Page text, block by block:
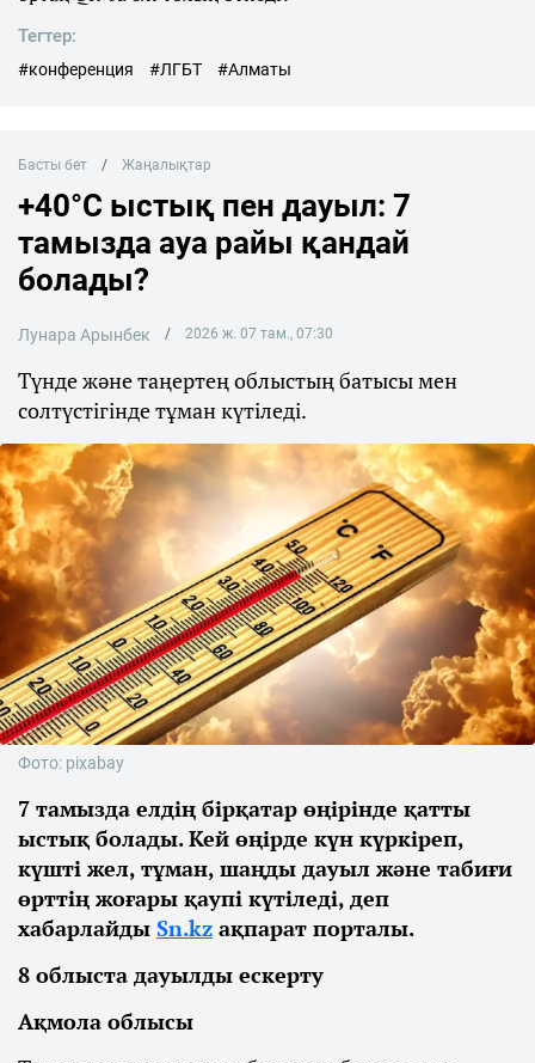
Тегтер:
#конференция #ЛГБТ #Алматы
Басты бет Жаңалықтар
+40°C ыстық пен дауыл: 7
тамызда ауа райы қандай
болады?
Лунара Арынбек 2026 ж. 07 там., 07:30
Түнде және таңертең облыстың батысы мен
солтүстігінде тұман күтіледі.
Фото: pixabay
7 тамызда елдің бірқатар өңірінде қатты
ыстық болады. Кей өңірде күн күркіреп,
күшті жел, тұман, шаңды дауыл және табиғи
өрттің жоғары қаупі күтіледі, деп
хабарлайды Sn.kz ақпарат порталы.
8 облыста дауылды ескерту
Ақмола облысы